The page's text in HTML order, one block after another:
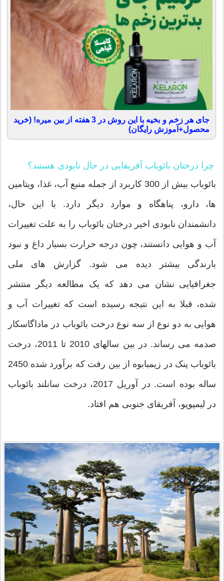
جای هر زخم و بخیه با این روش در 3 هفته از بین میره! (خرید
محصول+آموزش رایگان)
چرا درختان بائوباب آفریقایی در حال نابودی هستند؟
بائوباب بیش از 300 کاربرد از جمله منبع آب، غذا، ویتامین
ها، دارو، پناهگاه و موارد دیگر دارد. با این حال،
دانشمندان نابودی اخیر درختان بائوباب را به علت تغییرات
آب و هوایی دانستند، چون درجه حرارت بسیار داغ و نبود
بارندگی بیشتر دیده می شود. گزارش های ملی
جغرافیایی نشان می دهد که یک مطالعه دیگر منتشر
شده، قبلا به این نتیجه رسیده است که تغییرات آب و
هوایی به دو نوع از سه نوع درخت بائوباب در ماداگاسکار
صدمه می رساند. در بین سالهای 2010 تا 2011، درخت
بائوباب پنک در زیمبابوه از بین رفت که برآورد شده 2450
ساله بوده است. در آوریل 2017، درخت سانلند بائوباب
در لیمپوپو، آفریقای جنوبی هم افتاد.